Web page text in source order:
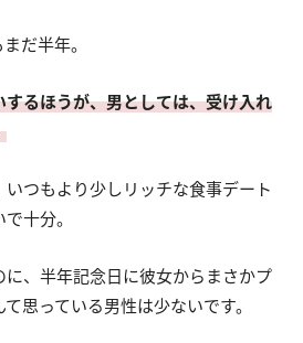
だ半年。
るほうが、男としては、受け入れ
つもより少しリッチな食事デート
十分。
に、半年記念日に彼女からまさかプ
思っている男性は少ないです。